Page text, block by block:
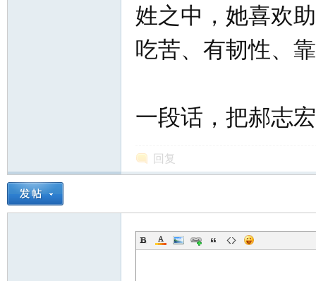
姓之中，她喜欢
吃苦、有韧性、
一段话，把郝志
回复